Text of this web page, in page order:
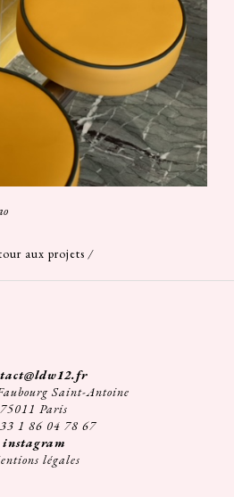
aux projets /
Saint-Antoine
75011 Paris
1 86 04 78 67
instagram
légales